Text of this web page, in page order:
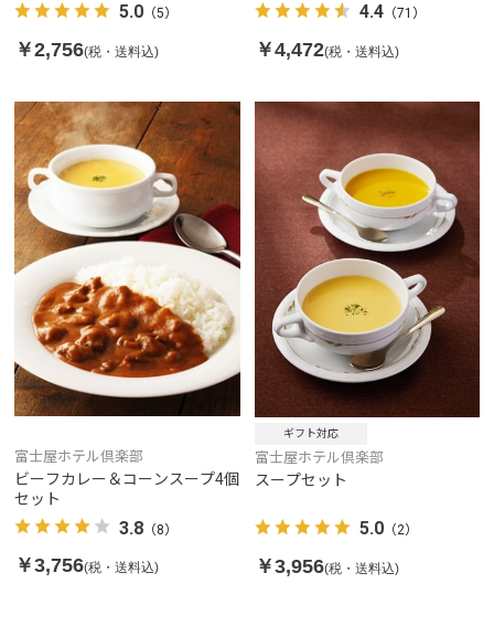
5.0 （5）
￥2,756(税・送料込)
4.4（71）
￥4,472(税・送料込)
富士屋ホテル倶楽部
ビーフカレー＆コーンスープ4個
セット
3.8 （8）
￥3,756(税・送料込)
ギフト対応
富士屋ホテル倶楽部
スープセット
5.0（2）
￥3,956(税・送料込)